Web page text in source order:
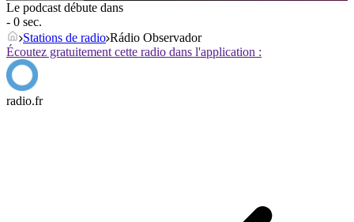
Le podcast débute dans
- 0 sec.
Stations de radio Rádio Observador
Écoutez gratuitement cette radio dans l'application :
radio.fr